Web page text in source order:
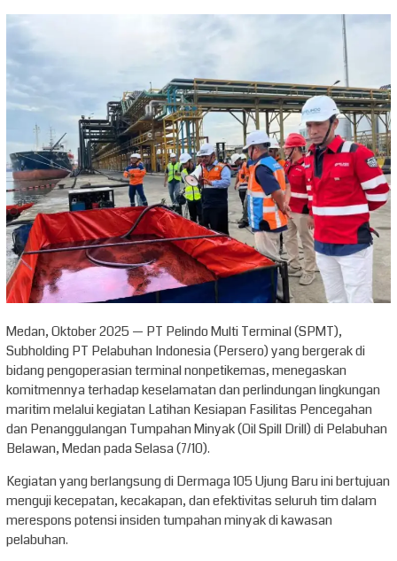
Medan, Oktober 2025 — PT Pelindo Multi Terminal (SPMT),
Subholding PT Pelabuhan Indonesia (Persero) yang bergerak di
bidang pengoperasian terminal nonpetikemas, menegaskan
komitmennya terhadap keselamatan dan perlindungan lingkungan
maritim melalui kegiatan Latihan Kesiapan Fasilitas Pencegahan
dan Penanggulangan Tumpahan Minyak (Oil Spill Drill) di Pelabuhan
Belawan, Medan pada Selasa (7/10).
Kegiatan yang berlangsung di Dermaga 105 Ujung Baru ini bertujuan
menguji kecepatan, kecakapan, dan efektivitas seluruh tim dalam
merespons potensi insiden tumpahan minyak di kawasan
pelabuhan.